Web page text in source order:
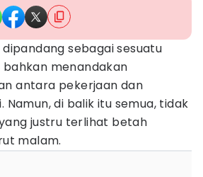
sebagai sesuatu
menandakan
antara pekerjaan dan
Namun, di balik itu semua, tidak
justru terlihat betah
malam.